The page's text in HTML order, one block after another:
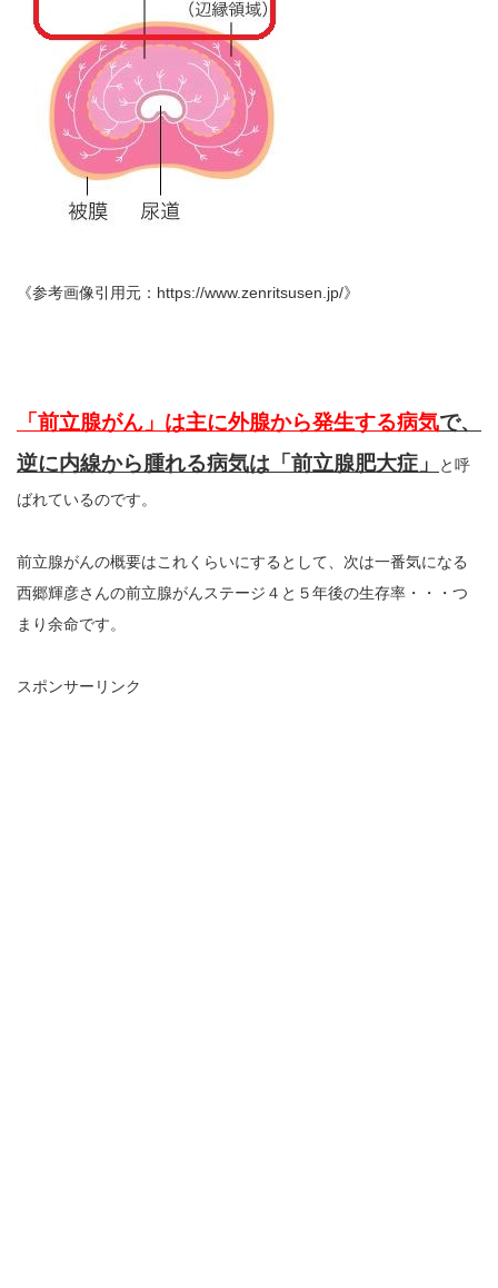
《参考画像引用元：https://www.zenritsusen.jp/》
「前立腺がん」は主に外腺から発生する病気で、
逆に内線から腫れる病気は「前立腺肥大症」
と呼
ばれているのです。
前立腺がんの概要はこれくらいにするとして、次は一番気になる
西郷輝彦さんの前立腺がんステージ４と５年後の生存率・・・つ
まり余命です。
スポンサーリンク